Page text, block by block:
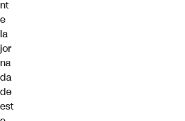
nt
e
la
jor
na
da
de
est